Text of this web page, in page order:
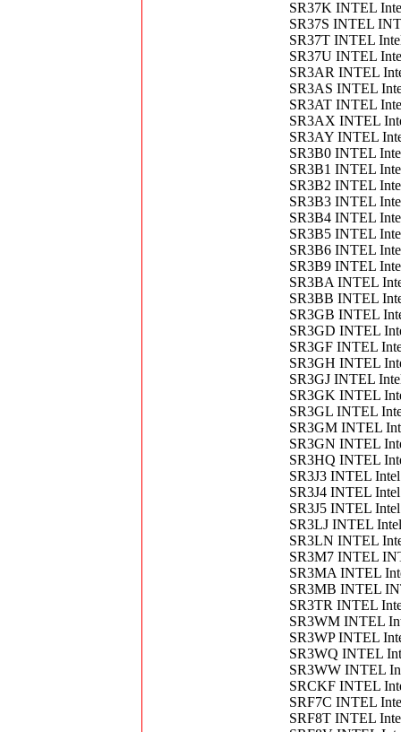
SR37K INTEL
SR37S INTEL
SR37T INTEL
SR37U INTEL
SR3AR INTEL
SR3AS INTEL
SR3AT INTEL
SR3AX INTEL
SR3AY INTEL
SR3B0 INTEL
SR3B1 INTEL
SR3B2 INTEL
SR3B3 INTEL
SR3B4 INTEL
SR3B5 INTEL
SR3B6 INTEL
SR3B9 INTEL
SR3BA INTEL
SR3BB INTEL
SR3GB INTEL
SR3GD INTEL
SR3GF INTEL
SR3GH INTEL
SR3GJ INTEL
SR3GK INTEL
SR3GL INTEL
SR3GM INTEL
SR3GN INTEL
SR3HQ INTEL
SR3J3 INTEL
SR3J4 INTEL
SR3J5 INTEL
SR3LJ INTEL
SR3LN INTEL
SR3M7 INTEL
SR3MA INTEL
SR3MB INTEL
SR3TR INTEL
SR3WM INTEL
SR3WP INTEL
SR3WQ INTEL
SR3WW INTEL
SRCKF INTEL
SRF7C INTEL
SRF8T INTEL